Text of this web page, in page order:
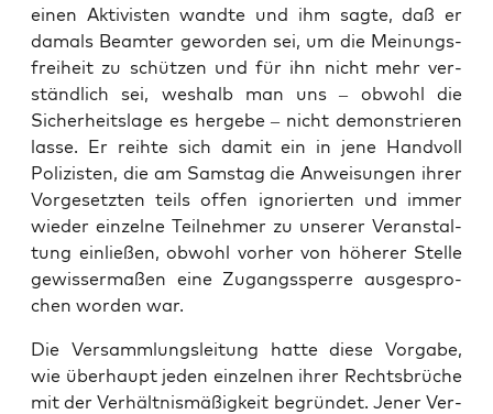
einen Akti­vis­ten wand­te und ihm sag­te, daß er
damals Beam­ter gewor­den sei, um die Mei­nungs­
frei­heit zu schüt­zen und für ihn nicht mehr ver­
ständ­lich sei, wes­halb man uns – obwohl die
Sicher­heits­la­ge es her­ge­be – nicht demons­trie­ren
las­se. Er reih­te sich damit ein in jene Hand­voll
Poli­zis­ten, die am Sams­tag die Anwei­sun­gen ihrer
Vor­ge­setz­ten teils offen igno­rier­ten und immer
wie­der ein­zel­ne Teil­neh­mer zu unse­rer Ver­an­stal­
tung ein­lie­ßen, obwohl vor­her von höhe­rer Stel­le
gewis­ser­ma­ßen eine Zugangs­sper­re aus­ge­spro­
chen wor­den war.
Die Ver­samm­lungs­lei­tung hat­te die­se Vor­ga­be,
wie über­haupt jeden ein­zel­nen ihrer Rechts­brü­che
mit der Ver­hält­nis­mä­ßig­keit begrün­det. Jener Ver­